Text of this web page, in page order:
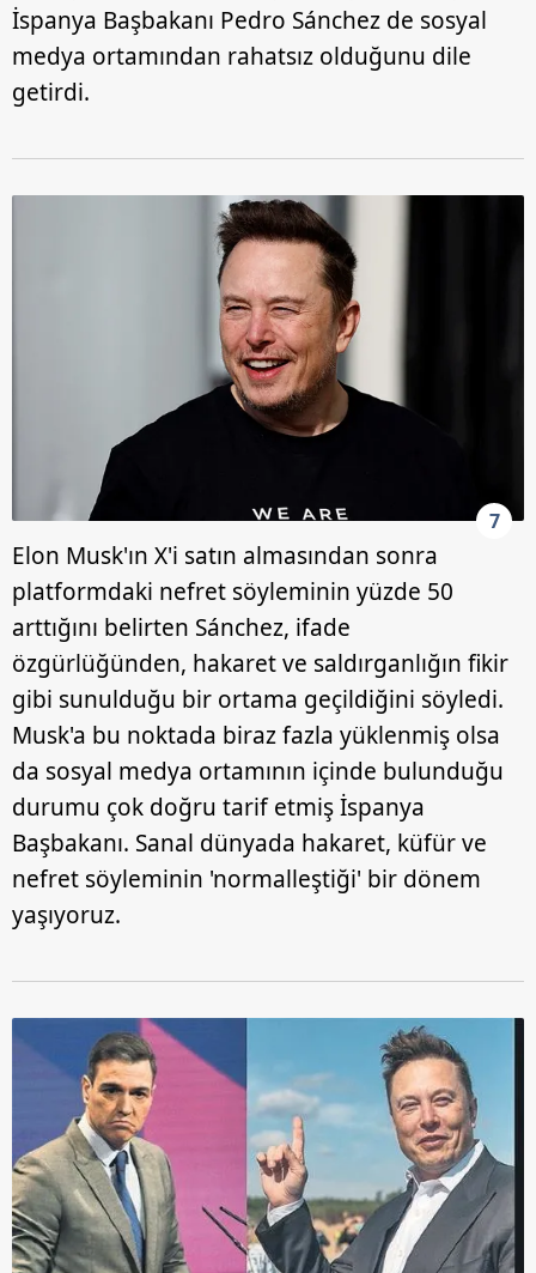
İspanya Başbakanı Pedro Sánchez de sosyal
medya ortamından rahatsız olduğunu dile
getirdi.
7
Elon Musk'ın X'i satın almasından sonra
platformdaki nefret söyleminin yüzde 50
arttığını belirten Sánchez, ifade
özgürlüğünden, hakaret ve saldırganlığın fikir
gibi sunulduğu bir ortama geçildiğini söyledi.
Musk'a bu noktada biraz fazla yüklenmiş olsa
da sosyal medya ortamının içinde bulunduğu
durumu çok doğru tarif etmiş İspanya
Başbakanı. Sanal dünyada hakaret, küfür ve
nefret söyleminin 'normalleştiği' bir dönem
yaşıyoruz.